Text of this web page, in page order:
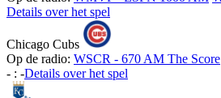
Details over het spel
Chicago Cubs
Op de radio: WSCR - 670 AM The Score
- : -Details over het spel